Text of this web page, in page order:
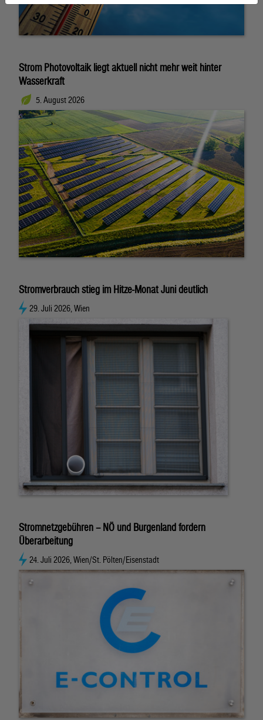
Strom Photovoltaik liegt aktuell nicht mehr weit hinter
Wasserkraft
5. August 2026
Stromverbrauch stieg im Hitze-Monat Juni deutlich
29. Juli 2026, Wien
Stromnetzgebühren – NÖ und Burgenland fordern
Überarbeitung
24. Juli 2026, Wien/St. Pölten/Eisenstadt